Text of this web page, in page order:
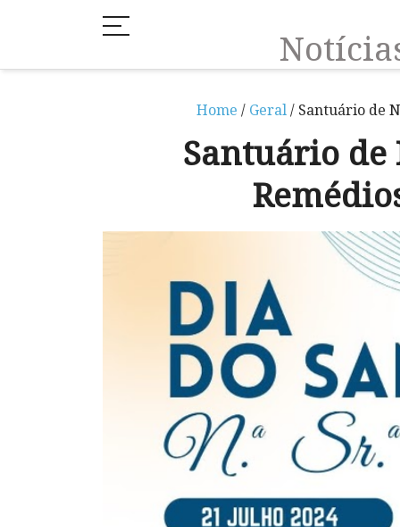
Home / Geral/ Santuário de
Santuário de